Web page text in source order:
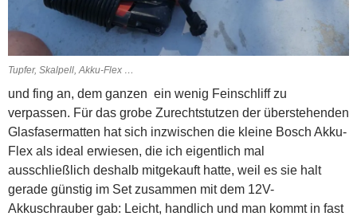
Tupfer, Skalpell, Akku-Flex …
und fing an, dem ganzen ein wenig Feinschliff zu
verpassen. Für das grobe Zurechtstutzen der überstehenden
Glasfasermatten hat sich inzwischen die kleine Bosch Akku-
Flex als ideal erwiesen, die ich eigentlich mal
ausschließlich deshalb mitgekauft hatte, weil es sie halt
gerade günstig im Set zusammen mit dem 12V-
Akkuschrauber gab: Leicht, handlich und man kommt in fast